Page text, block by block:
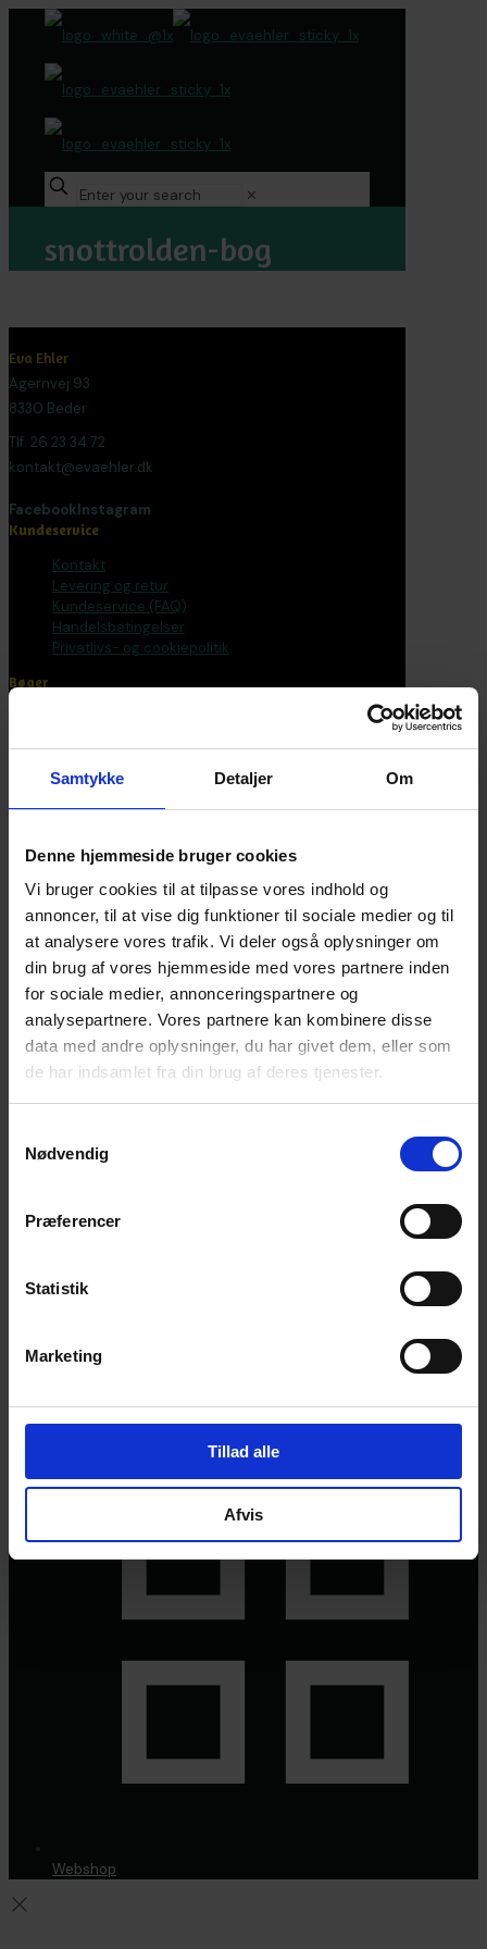
Samtykke Detaljer Om
Denne hjemmeside bruger cookies
Vi bruger cookies til at tilpasse vores indhold og
annoncer, til at vise dig funktioner til sociale medier og til
at analysere vores trafik. Vi deler også oplysninger om
din brug af vores hjemmeside med vores partnere inden
for sociale medier, annonceringspartnere og
analysepartnere. Vores partnere kan kombinere disse
data med andre oplysninger, du har givet dem, eller som
de har indsamlet fra din brug af deres tjenester.
Nødvendig
Præferencer
Statistik
Marketing
Tillad alle
Afvis
✕
snottrolden-bog
Eva Ehler
Agernvej 93
8330 Beder
Tlf. 26 23 34 72
kontakt@evaehler.dk
FacebookInstagram
Kundeservice
Kontakt
Levering og retur
Kundeservice (FAQ)
Handelsbetingelser
Privatlivs- og cookiepolitik
Bøger
Malebøger
Fantasirejser
Nyhedsbrev
Bliv en del af universet
Få magiske nyheder om bøger, malebøger og
inspiration direkte i din indbakke.
Webshop